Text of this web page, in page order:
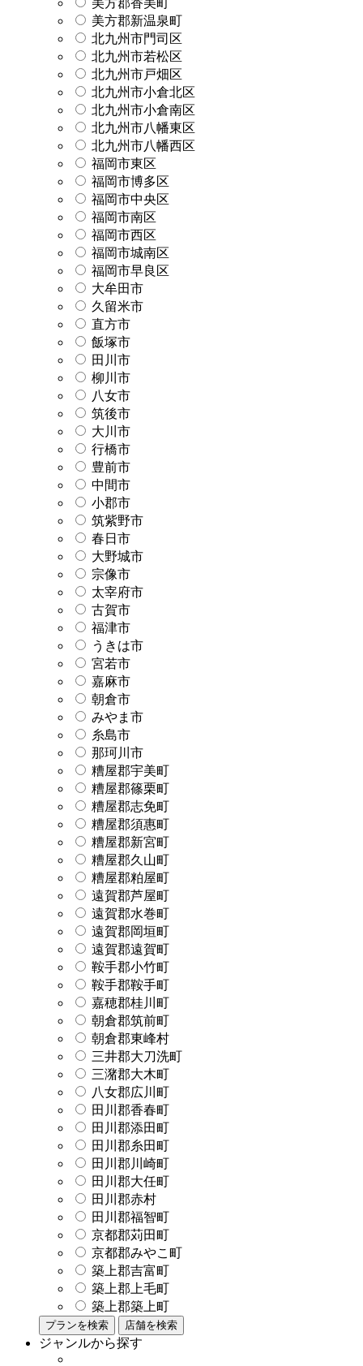
美方郡新温泉町
北九州市門司区
北九州市若松区
北九州市戸畑区
北九州市小倉北区
北九州市小倉南区
北九州市八幡東区
北九州市八幡西区
福岡市東区
福岡市博多区
福岡市中央区
福岡市南区
福岡市西区
福岡市城南区
福岡市早良区
大牟田市
久留米市
直方市
飯塚市
田川市
柳川市
八女市
筑後市
大川市
行橋市
豊前市
中間市
小郡市
筑紫野市
春日市
大野城市
宗像市
太宰府市
古賀市
福津市
うきは市
宮若市
嘉麻市
朝倉市
みやま市
糸島市
那珂川市
糟屋郡宇美町
糟屋郡篠栗町
糟屋郡志免町
糟屋郡須惠町
糟屋郡新宮町
糟屋郡久山町
糟屋郡粕屋町
遠賀郡芦屋町
遠賀郡水巻町
遠賀郡岡垣町
遠賀郡遠賀町
鞍手郡小竹町
鞍手郡鞍手町
嘉穂郡桂川町
朝倉郡筑前町
朝倉郡東峰村
三井郡大刀洗町
三潴郡大木町
八女郡広川町
田川郡香春町
田川郡添田町
田川郡糸田町
田川郡川崎町
田川郡大任町
田川郡赤村
田川郡福智町
京都郡苅田町
京都郡みやこ町
築上郡吉富町
築上郡上毛町
築上郡築上町
プランを検索 店舗を検索
ジャンルから探す